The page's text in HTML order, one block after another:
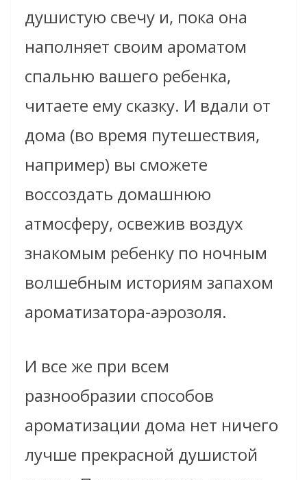
душистую свечу и, пока она
наполняет своим ароматом
спальню вашего ребенка,
читаете ему сказку. И вдали от
дома (во время путешествия,
например) вы сможете
воссоздать домашнюю
атмосферу, освежив воздух
знакомым ребенку по ночным
волшебным историям запахом
ароматизатора-аэрозоля.
И все же при всем
разнообразии способов
ароматизации дома нет ничего
лучше прекрасной душистой